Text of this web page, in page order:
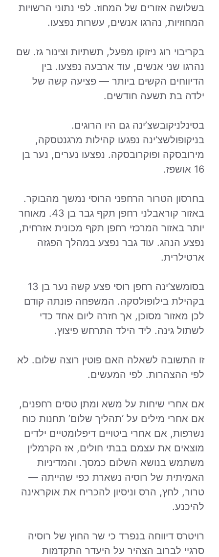
בשלושה אזורים של המחוז. לפי נתוני הרשויות
המחוזיות, נהרגו אנשים, עשרות נפצעו.
בקריבוי רוג ניזוקו מפעל, תשתיות וצינור גז. שם
נהרגו שני אנשים, עוד ארבעה נפצעו. בין
הדיווחים הקשים ביותר — פציעה קשה של
ילדה בת תשעה חודשים.
בסינלניקובשצ’ינה גם היו הרוגים.
בניקופולשצ’ינה נפגעו קהילות מרגנטסקה,
מירובסקה ופוקרובסקה. נפצעו נערים, נער בן
16 אושפז.
בחרסון הטרור הרחפני הרוסי נמשך מהבוקר.
באזור קוראבלני רחפן תקף גבר בן 43. מאוחר
יותר באזור המרכזי רחפן תקף מכונית אזרחית,
נפצע הנהג. עוד גבר נפצע במהלך הפגזה
ארטילרית.
בסומשצ’ינה רחפן רוסי פצע קשה נער בן 13
בקהילת בילופולסקה. המשפחה פונתה קודם
לכן מאזור מסוכן, אך חזרה ליום אחד כדי
לשתול גינה. ליד הילד התרחש פיצוץ.
זו התשובה לשאלה האם פוטין רוצה שלום. לא
לפי ההצהרות. לפי המעשים.
אם אחרי שיחות על משא ומתן טסים רחפנים,
אם אחרי מילים על ‘תהליך שלום’ תחנות כוח
נשרפות, אם אחרי ביטויים דיפלומטיים ילדים
מוצאים את עצמם בבתי חולים, אז הקרמלין
משתמש בנושא השלום כמסך. והמדיניות
האמיתית של רוסיה נשארת כפי שהייתה —
טרור, לחץ, הרס וניסיון להכריח את אוקראינה
להיכנע.
רויטרס דיווחה בנפרד כי שר החוץ של רוסיה
סרגיי לברוב הצהיר על היעדר התקדמות